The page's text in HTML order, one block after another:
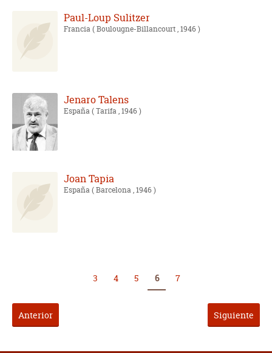
Paul-Loup Sulitzer
Francia( Boulougne-Billancourt , 1946 )
Jenaro Talens
España( Tarifa , 1946 )
Joan Tapia
España( Barcelona , 1946 )
Anterior
3 4 5 6 7
Siguiente